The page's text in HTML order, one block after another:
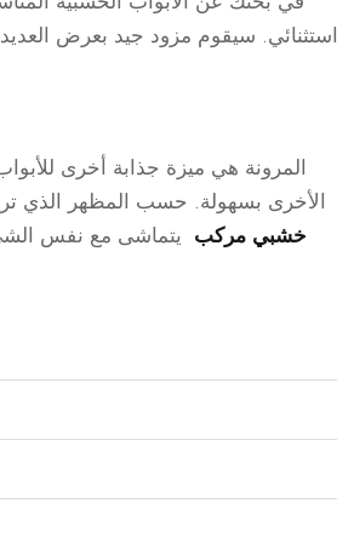
استثنائي. سيقوم مزود جيد بعرض العديد
المرونة هي ميزة جذابة أخرى
الأخرى بسهولة. حسب المظهر الذي
خشبي مركب يتماشى مع نفس